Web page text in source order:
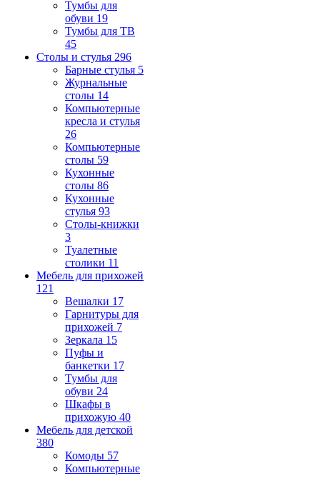
Тумбы для
обуви 19
Тумбы для ТВ
45
Столы и стулья 296
Барные стулья 5
Журнальные
столы 14
Компьютерные
кресла и стулья
26
Компьютерные
столы 59
Кухонные
столы 86
Кухонные
стулья 93
Столы-книжки
3
Туалетные
столики 11
Мебель для прихожей
121
Вешалки 17
Гарнитуры для
прихожей 7
Зеркала 15
Пуфы и
банкетки 17
Тумбы для
обуви 24
Шкафы в
прихожую 40
Мебель для детской
380
Комоды 57
Компьютерные